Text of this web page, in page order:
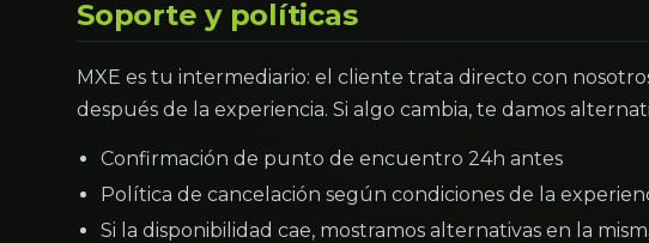
Soporte y políticas
MXE es tu intermediario: el cliente trata directo con
después de la experiencia. Si algo cambia, te damos
Confirmación de punto de encuentro 24h antes
Política de cancelación según condiciones de la
Si la disponibilidad cae, mostramos alternativas en la